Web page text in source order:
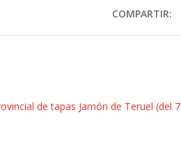
COMPARTIR:
de tapas Jamón de Teruel (del 7